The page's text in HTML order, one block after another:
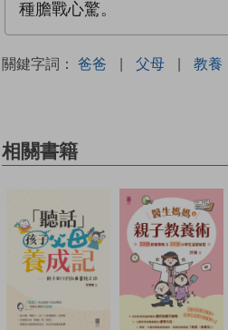
種膽戰心驚。
關鍵字詞： 爸爸 | 父母 | 教養
相關書籍